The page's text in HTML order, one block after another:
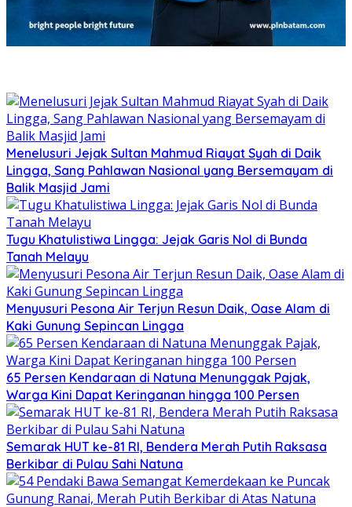
Menelusuri Jejak Sultan Mahmud Riayat Syah di Daik
Lingga, Sang Pahlawan Nasional yang Bersemayam di
Balik Masjid Jami
Tugu Khatulistiwa Lingga: Jejak Garis Nol di Bunda
Tanah Melayu
Menyusuri Pesona Air Terjun Resun Daik, Oase Alam di
Kaki Gunung Sepincan Lingga
65 Persen Kendaraan di Natuna Menunggak Pajak,
Warga Kini Dapat Keringanan hingga 100 Persen
Semarak HUT ke-81 RI, Bendera Merah Putih Raksasa
Berkibar di Pulau Sahi Natuna